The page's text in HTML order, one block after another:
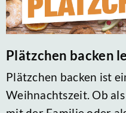
Plätzchen backen
Plätzchen backen ist
Weihnachtszeit. Ob